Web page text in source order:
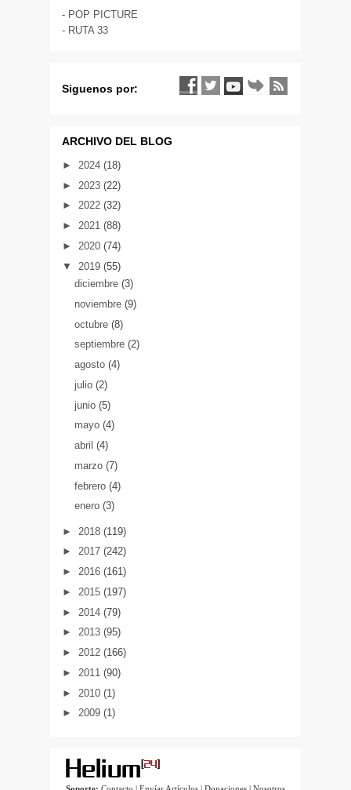
- POP PICTURE
- RUTA 33
Siguenos por:
ARCHIVO DEL BLOG
► 2024 (18)
► 2023 (22)
► 2022 (32)
► 2021 (88)
► 2020 (74)
▼ 2019 (55)
diciembre (3)
noviembre (9)
octubre (8)
septiembre (2)
agosto (4)
julio (2)
junio (5)
mayo (4)
abril (4)
marzo (7)
febrero (4)
enero (3)
► 2018 (119)
► 2017 (242)
► 2016 (161)
► 2015 (197)
► 2014 (79)
► 2013 (95)
► 2012 (166)
► 2011 (90)
► 2010 (1)
► 2009 (1)